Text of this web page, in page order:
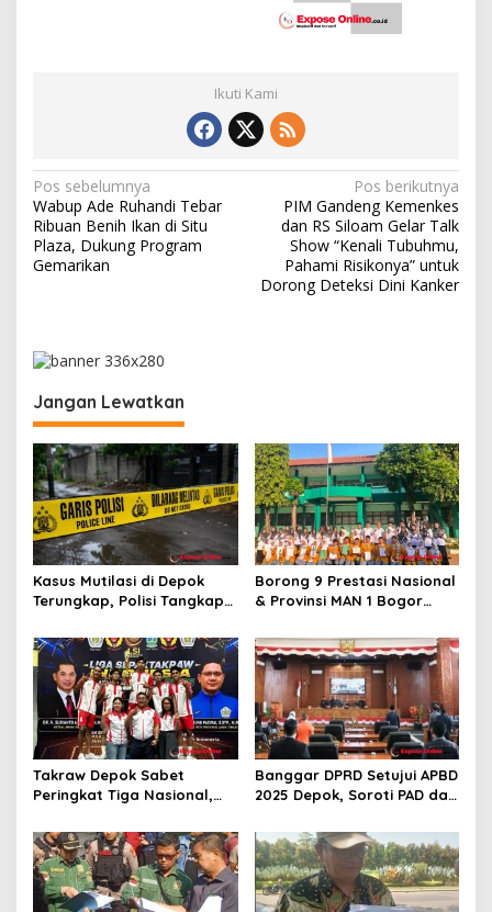
Ikuti Kami
N
a
v
a
s
i
p
o
s
Pos sebelumnya
Wabup Ade Ruhandi Tebar
Ribuan Benih Ikan di Situ
Plaza, Dukung Program
Gemarikan
Pos berikutnya
PIM Gandeng Kemenkes
dan RS Siloam Gelar Talk
Show “Kenali Tubuhmu,
Pahami Risikonya” untuk
Dorong Deteksi Dini Kanker
Jangan Lewatkan
Kasus Mutilasi di Depok
Terungkap, Polisi Tangkap
Pembunuhan
Borong 9 Prestasi Nasional
& Provinsi MAN 1 Bogor
2026/2027 degan Gemilang
Takraw Depok Sabet
Peringkat Tiga Nasional,
Porprov Jabar
Banggar DPRD Setujui APBD
2025 Depok, Soroti PAD dan